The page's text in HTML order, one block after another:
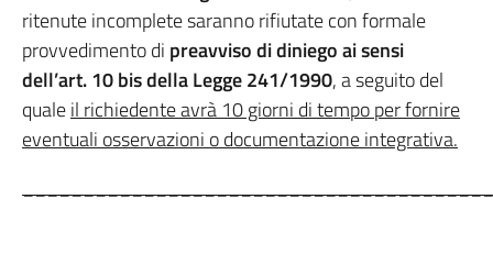
ritenute incomplete saranno rifiutate con formale
provvedimento di preavviso di diniego ai sensi
dell’art. 10 bis della Legge 241/1990, a seguito del
qualeil richiedente avrà 10 giorni di tempo per fornire
eventuali osservazioni o documentazione integrativa.